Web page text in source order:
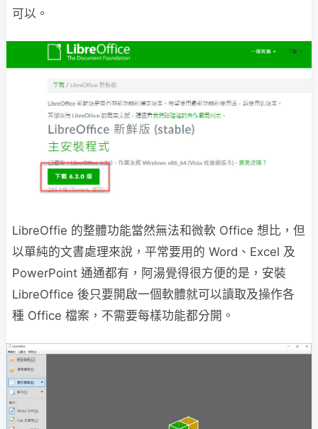
可以。
LibreOffie 的整體功能當然無法和微軟 Office 想比，但
以單純的文書處理來說，平常要用的 Word、Excel 及
PowerPoint 通通都有，阿湯覺得很方便的是，安裝
LibreOffice 後只要開啟一個軟體就可以讀取及操作各
種 Office 檔案，不需要每樣功能都分開。